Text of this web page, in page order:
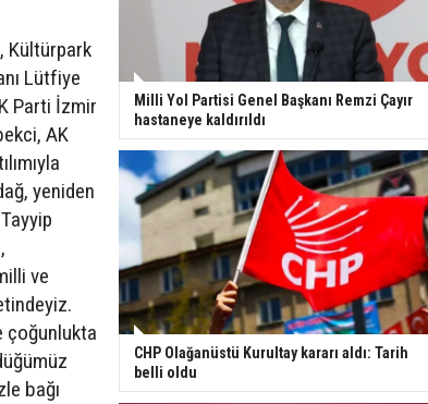
Kültürpark
Lütfiye
Parti İzmir
AK
yeniden
ve
çoğunlukta
bağı
Milli Yol Partisi Genel Başkanı Remzi Çayır
hastaneye kaldırıldı
CHP Olağanüstü Kurultay kararı aldı: Tarih
belli oldu